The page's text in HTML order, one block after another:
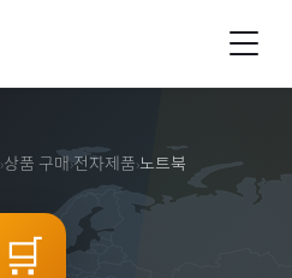
›상품 구매›전자제품›노트북
🛒